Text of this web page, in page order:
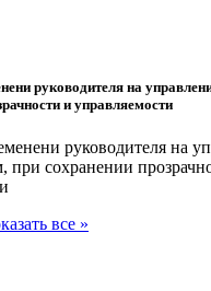
руководителя на
и управляемости
руководителя на
при сохранении
все »